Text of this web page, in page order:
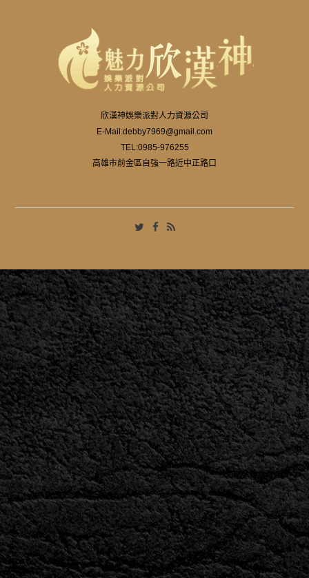
欣漢神娛樂派對人力資源公司
E-Mail:debby7969@gmail.com
TEL:0985-976255
高雄市前金區自強一路近中正路口